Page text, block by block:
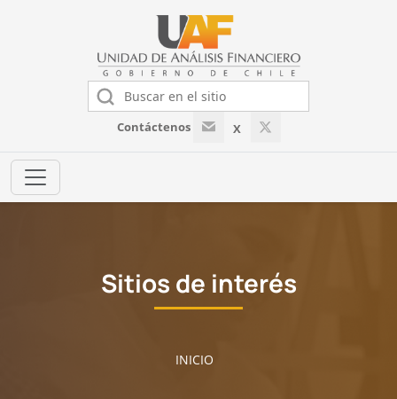
Contáctenos X
Sitios de interés
INICIO